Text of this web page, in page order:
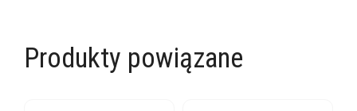
Produkty powiązane